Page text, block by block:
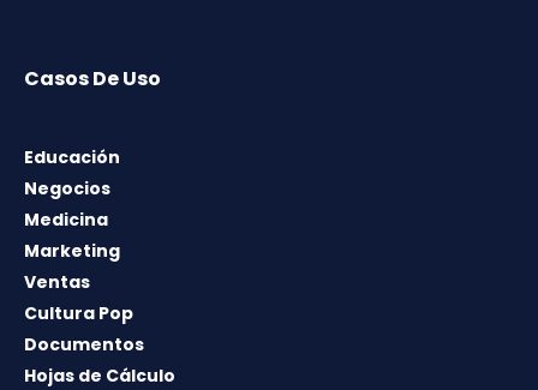
Casos De Uso
Educación
Negocios
Medicina
Marketing
Ventas
Cultura Pop
Documentos
Hojas de Cálculo